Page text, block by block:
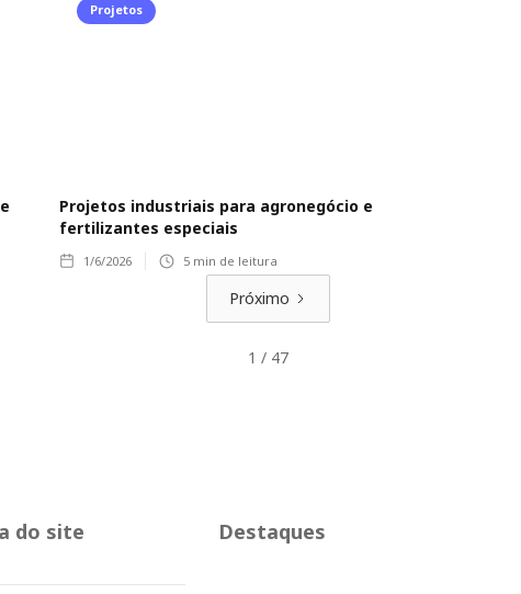
Projetos
Projetos industriais para agronegócio e
fertilizantes especiais
1/6/2026 5 min de leitura
Próximo
1 / 47
do site Destaques